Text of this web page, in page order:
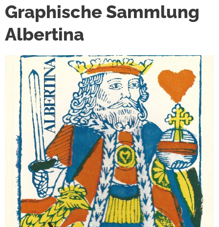
Graphische Sammlung
Albertina